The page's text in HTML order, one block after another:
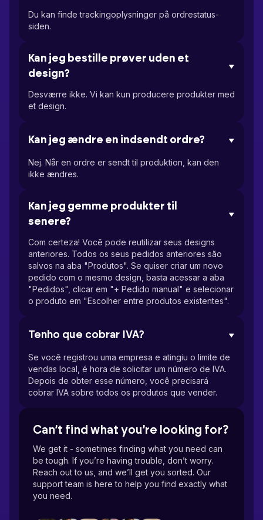
Du kan finde trackingoplysninger på ordrestatus-
siden.
Kan jeg bestille prøver uden et
design?
Desværre ikke. Vi kan kun producere produkter med
et design.
Kan jeg ændre en indsendt ordre?
Nej. Når en ordre er sendt til produktion, kan den
ikke ændres.
Kan jeg gemme produkter til
senere?
Com ​​certeza! Você pode reutilizar seus designs
anteriores. Todos os seus pedidos anteriores são
salvos na aba "Produtos". Se quiser criar um novo
pedido com o mesmo design, basta acessar a aba
"Pedidos", clicar em "+ Pedido manual" e selecionar
o produto em "Escolher entre produtos existentes".
Tenho que cobrar IVA?
Se você registrou uma empresa e atingiu o limite de
vendas local, é hora de solicitar um número de IVA.
Depois de obter esse número, você precisará
cobrar IVA sobre todos os produtos que vender.
Can’t find what you’re looking for?
We get it - sometimes finding what you need can
be tough. If you’re having trouble, don’t worry.
Reach out to us, and we’ll get you sorted. Our
support team is here to help you find exactly what
you need.